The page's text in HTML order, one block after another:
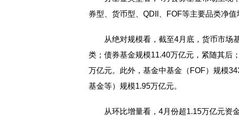
券型、货币型、QDII、FOF等主要品类净值
从绝对规模看，截至4月底，货币市场
类；债券基金规模11.40万亿元，紧随其后
万亿元。此外，基金中基金（FOF）规模
基金等）规模1.95万亿元。
从环比增量看，4月份超1.15万亿元资